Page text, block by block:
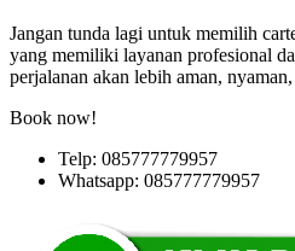
Jangan tunda lagi untuk memilih
yang memiliki layanan profesional
perjalanan akan lebih aman,
Book now!
Telp: 085777779957
Whatsapp: 085777779957